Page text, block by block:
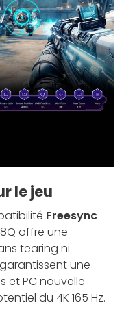
le jeu
Freesync
offre une
tearing ni
garantissent une
et PC nouvelle
du 4K 165 Hz.